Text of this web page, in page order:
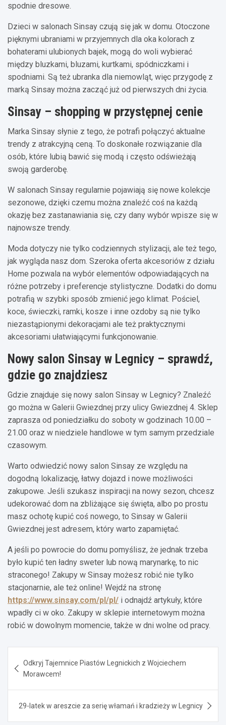
spodnie dresowe.
Dzieci w salonach Sinsay czują się jak w domu. Otoczone
pięknymi ubraniami w przyjemnych dla oka kolorach z
bohaterami ulubionych bajek, mogą do woli wybierać
między bluzkami, bluzami, kurtkami, spódniczkami i
spodniami. Są też ubranka dla niemowląt, więc przygodę z
marką Sinsay można zacząć już od pierwszych dni życia.
Sinsay – shopping w przystępnej cenie
Marka Sinsay słynie z tego, że potrafi połączyć aktualne
trendy z atrakcyjną ceną. To doskonałe rozwiązanie dla
osób, które lubią bawić się modą i często odświeżają
swoją garderobę.
W salonach Sinsay regularnie pojawiają się nowe kolekcje
sezonowe, dzięki czemu można znaleźć coś na każdą
okazję bez zastanawiania się, czy dany wybór wpisze się w
najnowsze trendy.
Moda dotyczy nie tylko codziennych stylizacji, ale też tego,
jak wygląda nasz dom. Szeroka oferta akcesoriów z działu
Home pozwala na wybór elementów odpowiadających na
różne potrzeby i preferencje stylistyczne. Dodatki do domu
potrafią w szybki sposób zmienić jego klimat. Pościel,
koce, świeczki, ramki, kosze i inne ozdoby są nie tylko
niezastąpionymi dekoracjami ale też praktycznymi
akcesoriami ułatwiającymi funkcjonowanie.
Nowy salon Sinsay w Legnicy – sprawdź,
gdzie go znajdziesz
Gdzie znajduje się nowy salon Sinsay w Legnicy? Znaleźć
go można w Galerii Gwiezdnej przy ulicy Gwiezdnej 4. Sklep
zaprasza od poniedziałku do soboty w godzinach 10.00 –
21.00 oraz w niedziele handlowe w tym samym przedziale
czasowym.
Warto odwiedzić nowy salon Sinsay ze względu na
dogodną lokalizację, łatwy dojazd i nowe możliwości
zakupowe. Jeśli szukasz inspiracji na nowy sezon, chcesz
udekorować dom na zbliżające się święta, albo po prostu
masz ochotę kupić coś nowego, to Sinsay w Galerii
Gwiezdnej jest adresem, który warto zapamiętać.
A jeśli po powrocie do domu pomyślisz, że jednak trzeba
było kupić ten ładny sweter lub nową marynarkę, to nic
straconego! Zakupy w Sinsay możesz robić nie tylko
stacjonarnie, ale też online! Wejdź na stronę
https://www.sinsay.com/pl/pl/ i odnajdź artykuły, które
wpadły ci w oko. Zakupy w sklepie internetowym można
robić w dowolnym momencie, także w dni wolne od pracy.
wpisu
Odkryj Tajemnice Piastów Legnickich z Wojciechem
Morawcem!
29-latek w areszcie za serię włamań i kradzieży w Legnicy